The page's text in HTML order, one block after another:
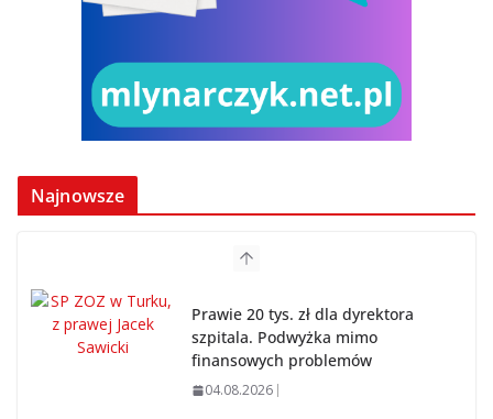
Najnowsze
Prawie 20 tys. zł dla dyrektora
szpitala. Podwyżka mimo
finansowych problemów
04.08.2026